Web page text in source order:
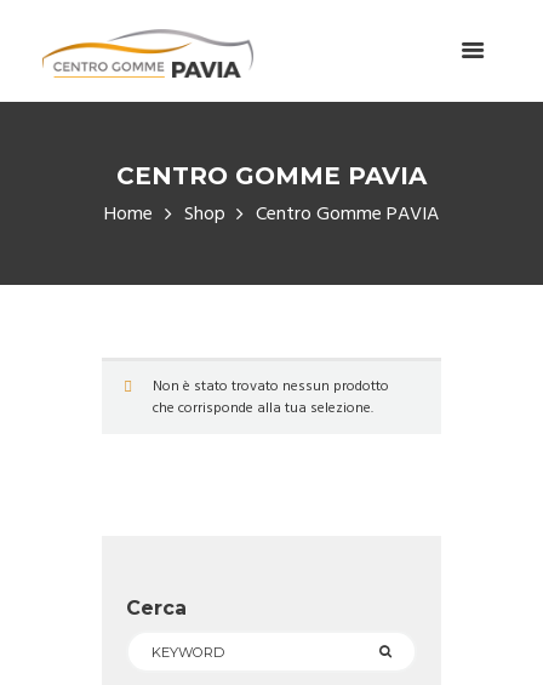
CENTRO GOMME PAVIA
Home Shop Centro Gomme PAVIA
Non è stato trovato nessun prodotto
che corrisponde alla tua selezione.
Cerca